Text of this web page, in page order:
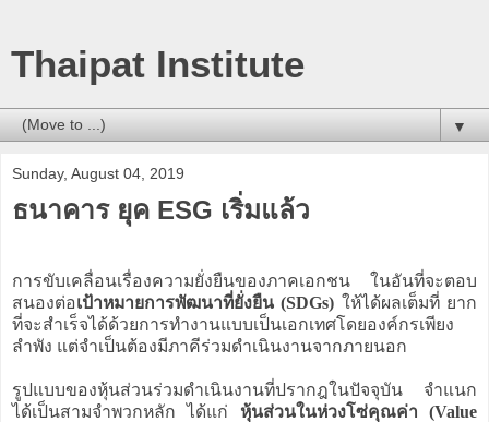
Thaipat Institute
▼
Sunday, August 04, 2019
ธนาคาร ยุค ESG เริ่มแล้ว
การขับเคลื่อนเรื่องความยั่งยืนของภาคเอกชน ในอันที่จะตอบ
สนองต่อเป้าหมายการพัฒนาที่ยั่งยืน (SDGs) ให้ได้ผลเต็มที่ ยาก
ที่จะสำเร็จได้ด้วยการทำงานแบบเป็นเอกเทศโดยองค์กรเพียง
ลำพัง แต่จำเป็นต้องมีภาคีร่วมดำเนินงานจากภายนอก
รูปแบบของหุ้นส่วนร่วมดำเนินงานที่ปรากฎในปัจจุบัน จำแนก
ได้เป็นสามจำพวกหลัก ได้แก่ หุ้นส่วนในห่วงโซ่คุณค่า (Value